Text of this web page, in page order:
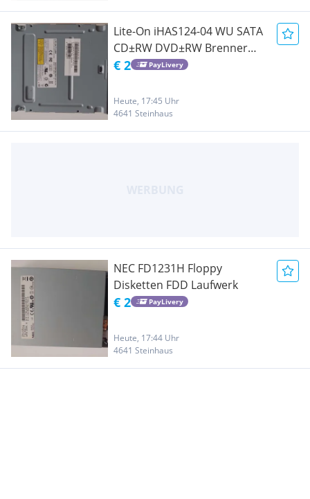
Lite-On iHAS124-04 WU SATA
CD±RW DVD±RW Brenner
Laufwerk
€ 2 PayLivery
Heute, 17:45 Uhr
4641 Steinhaus
NEC FD1231H Floppy
Disketten FDD Laufwerk
€ 2 PayLivery
Heute, 17:44 Uhr
4641 Steinhaus